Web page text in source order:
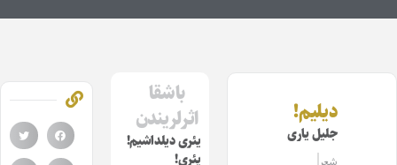
دیلیم!
جلیل یاری
شعر
باشقا
اثرلریندن
یئری دیلداشیم!
یئری!